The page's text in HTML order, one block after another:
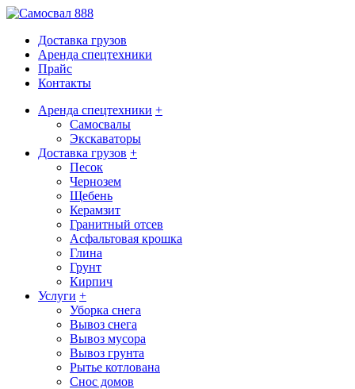
Доставка грузов
Аренда спецтехники
Прайс
Контакты
Аренда спецтехники +
Самосвалы
Экскаваторы
Доставка грузов +
Песок
Чернозем
Щебень
Керамзит
Гранитный отсев
Асфальтовая крошка
Глина
Грунт
Кирпич
Услуги +
Уборка снега
Вывоз снега
Вывоз мусора
Вывоз грунта
Рытье котлована
Снос домов